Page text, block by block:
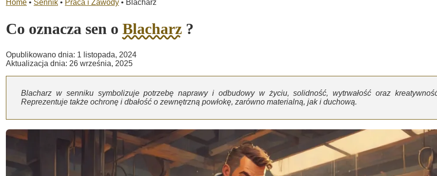
Home • Sennik • Praca i Zawody • Blacharz
Co oznacza sen o Blacharz ?
Opublikowano dnia: 1 listopada, 2024
Aktualizacja dnia: 26 września, 2025
Blacharz w senniku symbolizuje potrzebę naprawy i odbudowy w życiu, solidność, wytrwałość oraz
Reprezentuje także ochronę i dbałość o zewnętrzną powłokę, zarówno materialną, jak i duchową.